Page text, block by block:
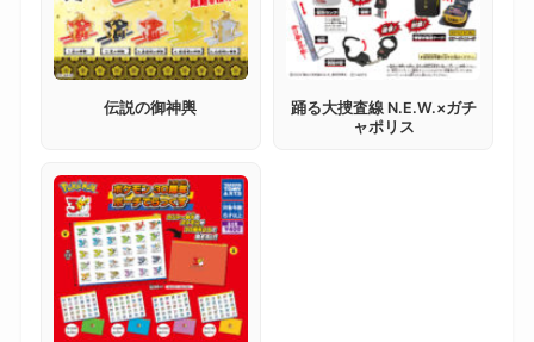
伝説の御神輿
踊る大捜査線 N.E.W.×ガチ
ャポリス